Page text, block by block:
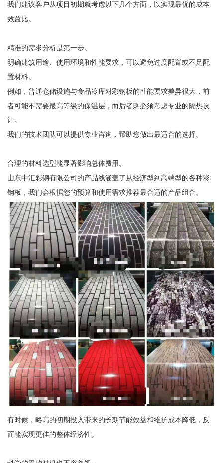
我们建议客户从项目初期就考虑以下几个方面，以实现最优的成本
效益比。
精准的需求分析是第一步。
明确建筑用途、使用环境和性能要求，可以避免过度配置或不足配
置材料。
例如，普通仓储设施与食品冷库对彩钢板的性能要求差异很大，前
者可能不需要最高等级的保温层，而后者则必须考虑专业的隔热设
计。
我们的技术团队可以提供专业咨询，帮助您做出最适合的选择。
合理的材料选型能显著影响总体费用。
山东中汇彩钢有限公司的产品线涵盖了从经济型到高端型的各种彩
钢板，我们会根据您的预算和使用需求推荐最合适的产品组合。
有时候，略高的初期投入带来的长期节能效益和维护成本降低，反
而能实现更佳的整体经济性。